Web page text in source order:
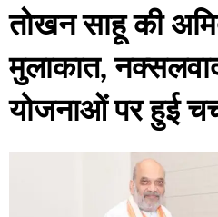
तोखन साहू की
मुलाकात,
योजनाओं पर हुई